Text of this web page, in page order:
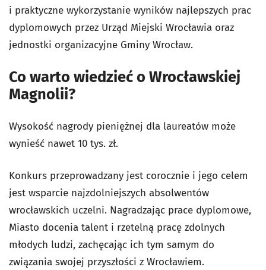
i praktyczne wykorzystanie wyników najlepszych prac
dyplomowych przez Urząd Miejski Wrocławia oraz
jednostki organizacyjne Gminy Wrocław.
Co warto wiedzieć o Wrocławskiej
Magnolii?
Wysokość nagrody pieniężnej dla laureatów może
wynieść nawet 10 tys. zł.
Konkurs przeprowadzany jest corocznie i jego celem
jest wsparcie najzdolniejszych absolwentów
wrocławskich uczelni. Nagradzając prace dyplomowe,
Miasto docenia talent i rzetelną pracę zdolnych
młodych ludzi, zachęcając ich tym samym do
związania swojej przyszłości z Wrocławiem.